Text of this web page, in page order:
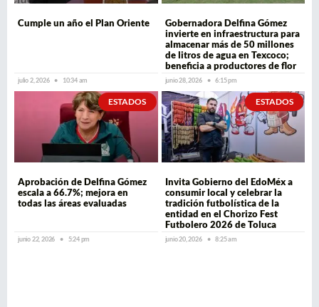
Cumple un año el Plan Oriente
julio 2, 2026 10:34 am
Gobernadora Delfina Gómez
invierte en infraestructura para
almacenar más de 50 millones
de litros de agua en Texcoco;
beneficia a productores de flor
junio 28, 2026 6:15 pm
ESTADOS
Aprobación de Delfina Gómez
escala a 66.7%; mejora en
todas las áreas evaluadas
junio 22, 2026 5:24 pm
ESTADOS
Invita Gobierno del EdoMéx a
consumir local y celebrar la
tradición futbolística de la
entidad en el Chorizo Fest
Futbolero 2026 de Toluca
junio 20, 2026 8:25 am